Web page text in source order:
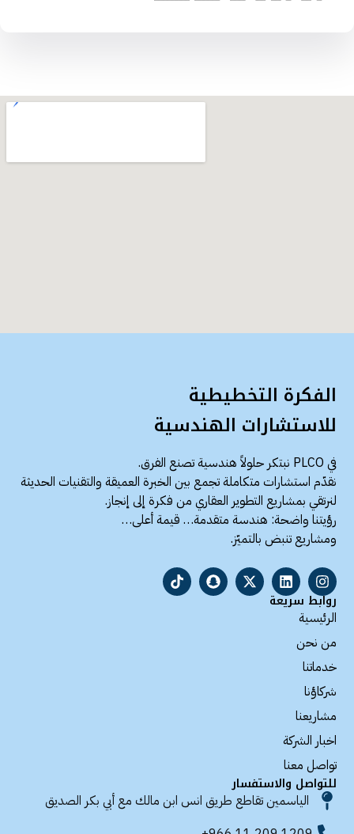
الفكرة التخطيطية
للاستشارات الهندسية
في PLCO نبتكر حلولاً هندسية تصنع الفرق.
نقدّم استشارات متكاملة تجمع بين الخبرة العميقة والتقنيات الحديثة
لنرتقي بمشاريع التطوير العقاري من فكرة إلى إنجاز.
رؤيتنا واضحة: هندسة متقدمة… قيمة أعلى…
ومشاريع تنبض بالتميّز.
روابط سريعة
الرئيسية
من نحن
خدماتنا
شركاؤنا
مشاريعنا
اخبار الشركة
تواصل معنا
للتواصل والاستفسار​
الياسمين تقاطع طريق انس ابن مالك مع أبي بكر الصديق